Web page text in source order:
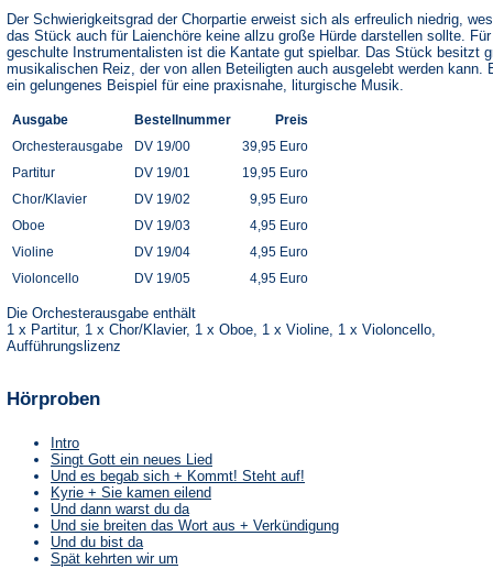
Der Schwierigkeitsgrad der Chorpartie erweist sich als erfreulich niedrig,
das Stück auch für Laienchöre keine allzu große Hürde darstellen sollte. Für
geschulte Instrumentalisten ist die Kantate gut spielbar. Das Stück besitzt
musikalischen Reiz, der von allen Beteiligten auch ausgelebt werden kann.
ein gelungenes Beispiel für eine praxisnahe, liturgische Musik.
Ausgabe Bestellnummer
Preis
Orchesterausgabe
DV 19/00
39,95 Euro
Partitur
DV 19/01
19,95 Euro
Chor/Klavier
DV 19/02
9,95 Euro
Oboe
DV 19/03
4,95 Euro
Violine
DV 19/04
4,95 Euro
Violoncello
DV 19/05 4,95 Euro
Die Orchesterausgabe enthält
1 x Partitur, 1 x Chor/Klavier, 1 x Oboe, 1 x Violine, 1 x Violoncello,
Aufführungslizenz
Hörproben
Intro
Singt Gott ein neues Lied
Und es begab sich + Kommt! Steht auf!
Kyrie + Sie kamen eilend
Und dann warst du da
Und sie breiten das Wort aus + Verkündigung
Und du bist da
Spät kehrten wir um